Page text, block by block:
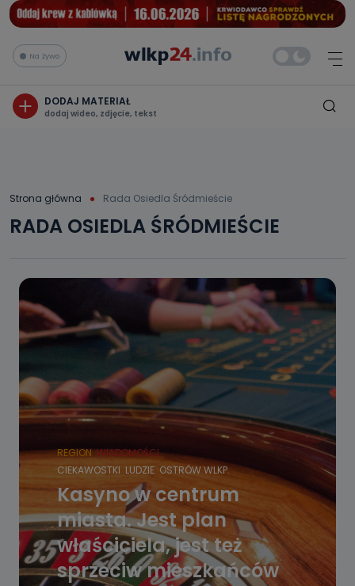
Na żywo
DODAJ MATERIAŁ
dodaj wideo, zdjęcie, tekst
Strona główna Rada Osiedla Śródmieście
RADA OSIEDLA ŚRÓDMIEŚCIE
REGION WIADOMOŚCI
CIEKAWOSTKI LUDZIE OSTRÓW WLKP.
Kasyno w centrum
miasta. Jest plan
właściciela, jest też
sprzeciw mieszkańców